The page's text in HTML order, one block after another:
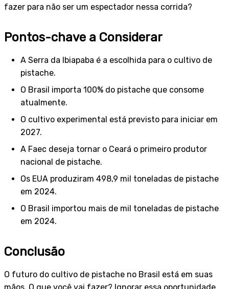
fazer para não ser um espectador nessa corrida?
Pontos-chave a Considerar
A Serra da Ibiapaba é a escolhida para o cultivo de
pistache.
O Brasil importa 100% do pistache que consome
atualmente.
O cultivo experimental está previsto para iniciar em
2027.
A Faec deseja tornar o Ceará o primeiro produtor
nacional de pistache.
Os EUA produziram 498,9 mil toneladas de pistache
em 2024.
O Brasil importou mais de mil toneladas de pistache
em 2024.
Conclusão
O futuro do cultivo de pistache no Brasil está em suas